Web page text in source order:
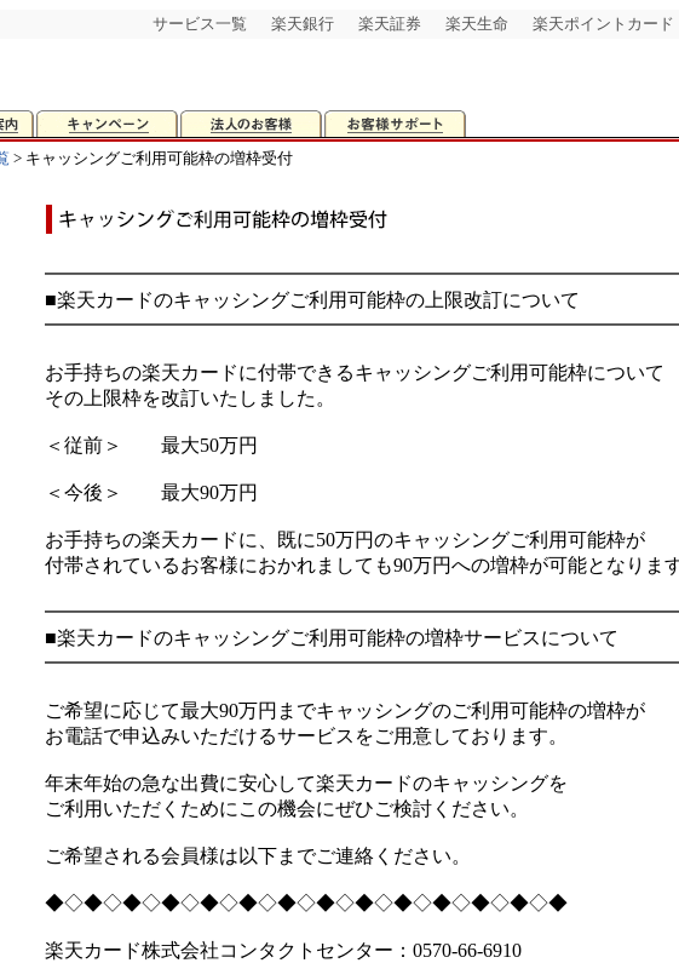
サービス一覧 楽天銀行 楽天証券 楽天生命 楽天ポイントカード
> キャッシングご利用可能枠の増枠受付
■楽天カードのキャッシングご利用可能枠の上限改訂について
お手持ちの楽天カードに付帯できるキャッシングご利用可能枠について
その上限枠を改訂いたしました。
＜従前＞ 最大50万円
＜今後＞ 最大90万円
お手持ちの楽天カードに、既に50万円のキャッシングご利用可能枠が
付帯されているお客様におかれましても90万円への増枠が可能となります
■楽天カードのキャッシングご利用可能枠の増枠サービスについて
ご希望に応じて最大90万円までキャッシングのご利用可能枠の増枠が
お電話で申込みいただけるサービスをご用意しております。
年末年始の急な出費に安心して楽天カードのキャッシングを
ご利用いただくためにこの機会にぜひご検討ください。
ご希望される会員様は以下までご連絡ください。
◆◇◆◇◆◇◆◇◆◇◆◇◆◇◆◇◆◇◆◇◆◇◆◇◆◇◆
楽天カード株式会社コンタクトセンター：0570-66-6910